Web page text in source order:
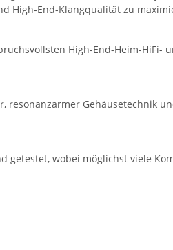
High-End-Klangqualität zu
High-End-Heim-
resonanzarmer Gehäusetechnik
getestet, wobei möglichst viele